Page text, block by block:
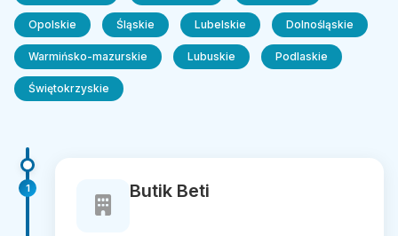
Opolskie Śląskie Lubelskie Dolnośląskie
Warmińsko-mazurskie Lubuskie Podlaskie
Świętokrzyskie
1 Butik Beti